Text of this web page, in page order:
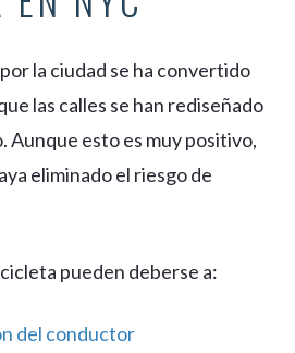
la ciudad se ha convertido
las calles se han rediseñado
Aunque esto es muy positivo,
eliminado el riesgo de
pueden deberse a:
del conductor